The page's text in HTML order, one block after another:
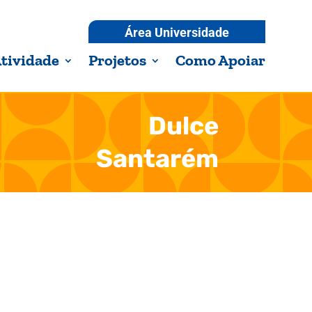
Área Universidade
Projetos Como Apoiar
Dulce
Santarém